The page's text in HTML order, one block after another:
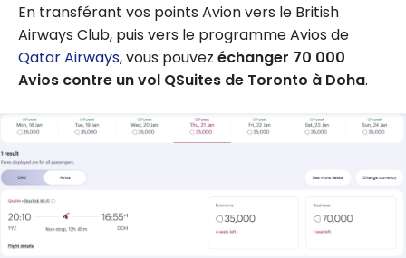
En transférant vos points Avion vers le British
Airways Club, puis vers le programme Avios de
Qatar Airways, vous pouvez échanger 70 000
Avios contre un vol QSuites de Toronto à Doha.